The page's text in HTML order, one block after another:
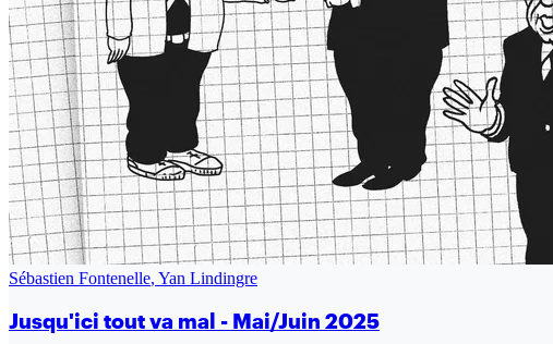
Sébastien Fontenelle, Yan Lindingre
Jusqu'ici tout va mal - Mai/Juin 2025